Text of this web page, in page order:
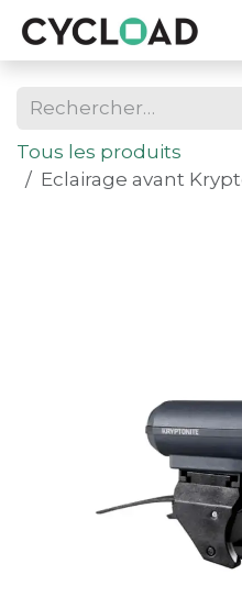
Se rendre au contenu
Tous les produits
Eclairage avant